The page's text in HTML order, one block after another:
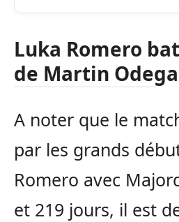
Luka Romero
de Martin
A noter que le
par les grands
Romero avec
et 219 jours, il est